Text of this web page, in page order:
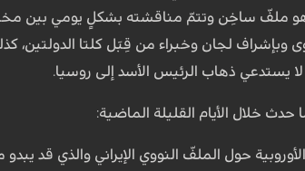
ملفّ ساخِن وتتمّ مناقشته بشكلٍ يومي بين مختلف
وبإشراف لجان وخبراء من قِبَل كلتا
يستدعي ذهاب الرئيس الأسد إلى روسيا.
خلال الأيام القليلة الماضية:
الأوروبية حول الملفّ النووي الإيراني والذي